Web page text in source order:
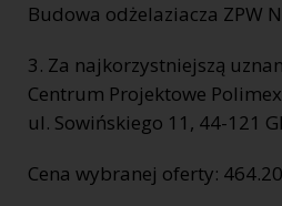
Budowa odżelaziacza ZPW
3. Za najkorzystniejszą
Centrum Projektowe
ul. Sowińskiego 11, 44-121
Cena wybranej oferty: